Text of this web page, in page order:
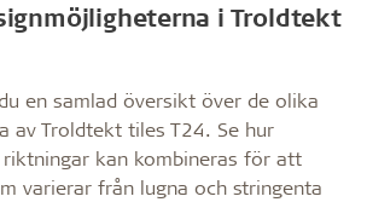
i Troldtekt
en samlad översikt över de olika
av Troldtekt tiles T24. Se hur
kan kombineras för att
varierar från lugna och stringenta